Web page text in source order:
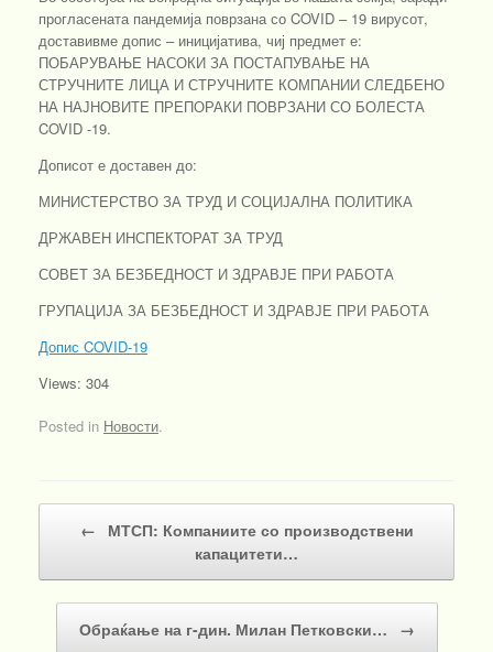
прогласената пандемија поврзана со COVID – 19 вирусот,
доставивме допис – иницијатива, чиј предмет е:
ПОБАРУВАЊЕ НАСОКИ ЗА ПОСТАПУВАЊЕ НА
СТРУЧНИТЕ ЛИЦА И СТРУЧНИТЕ КОМПАНИИ СЛЕДБЕНО
НА НАЈНОВИТЕ ПРЕПОРАКИ ПОВРЗАНИ СО БОЛЕСТА
COVID -19.
Дописот е доставен до:
МИНИСТЕРСТВО ЗА ТРУД И СОЦИЈАЛНА ПОЛИТИКА
ДРЖАВЕН ИНСПЕКТОРАТ ЗА ТРУД
СОВЕТ ЗА БЕЗБЕДНОСТ И ЗДРАВЈЕ ПРИ РАБОТА
ГРУПАЦИЈА ЗА БЕЗБЕДНОСТ И ЗДРАВЈЕ ПРИ РАБОТА
Допис COVID-19
Views: 304
Posted in Новости.
←
МТСП: Компаниите со производствени
капацитети…
Обраќање на г-дин. Милан Петковски… →